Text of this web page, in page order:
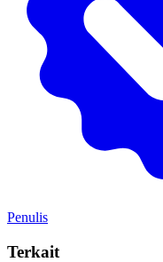
Penulis
Terkait